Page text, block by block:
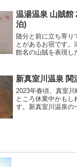
す。どうやら、井筒
温湯温泉 山賊館
泊)
随分と前に立ち寄り
とがあるお宿です。
館名の山賊を表現し
今回、縁あって山賊
できました。夕方4
新真室川温泉 関
2023年春頃、真室
ところ休業中かもし
す。新真室川温泉の